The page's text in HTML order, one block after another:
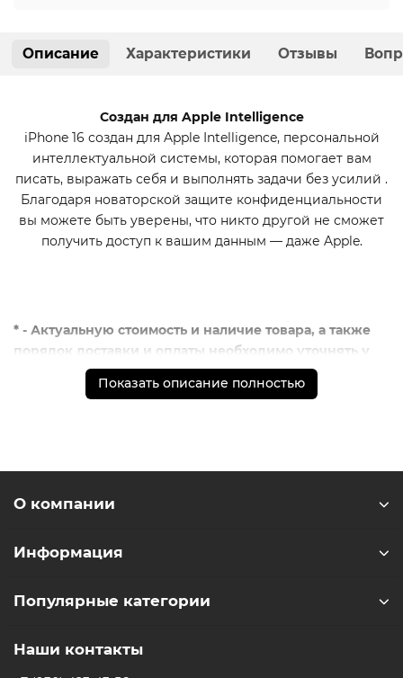
Описание Характеристики Отзывы
Создан для Apple Intelligence
iPhone 16 создан для Apple Intelligence, персональной
интеллектуальной системы, которая помогает вам
писать, выражать себя и выполнять задачи без усилий .
Благодаря новаторской защите конфиденциальности
вы можете быть уверены, что никто другой не сможет
получить доступ к вашим данным — даже Apple.
* - Актуальную стоимость и наличие товара, а также
порядок доставки и оплаты необходимо уточнять у
менеджеров магазина.
** - На момент покупки не предустановлены
Показать описание полностью
О компании
Информация
Популярные категории
Наши контакты